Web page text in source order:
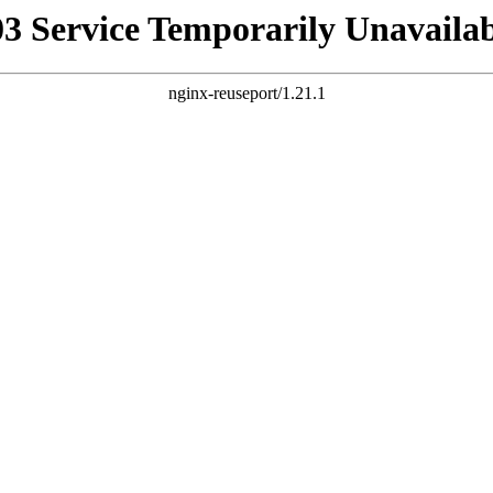
Service Temporarily
nginx-reuseport/1.21.1